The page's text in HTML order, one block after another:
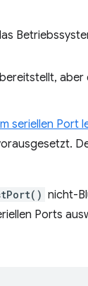
aber
seriellen Port
nicht-
Ports